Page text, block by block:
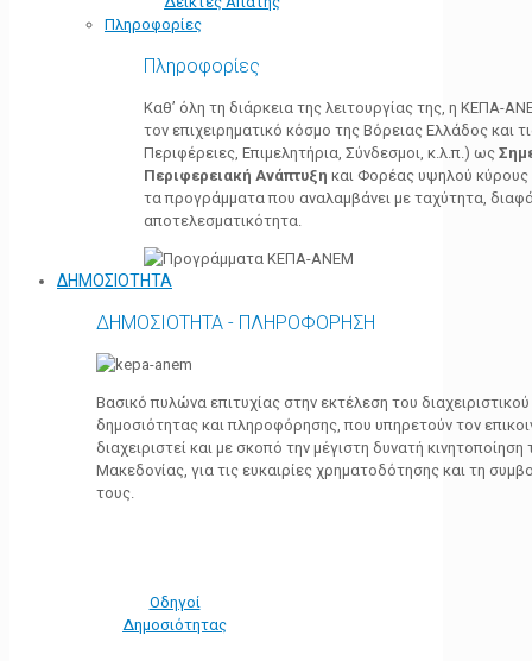
Πληροφορίες
Πληροφορίες
Καθ’ όλη τη διάρκεια της λειτουργίας της, η ΚΕΠΑ-
τον επιχειρηματικό κόσμο της Βόρειας Ελλάδος και
Περιφέρειες, Επιμελητήρια, Σύνδεσμοι, κ.λ.π.) ως
Περιφερειακή Ανάπτυξη και Φορέας υψηλού κύρους
τα προγράμματα που αναλαμβάνει με ταχύτητα,
αποτελεσματικότητα.
ΔΗΜΟΣΙΟΤΗΤΑ
ΔΗΜΟΣΙΟΤΗΤΑ - ΠΛΗΡΟΦΟΡΗΣΗ
Βασικό πυλώνα επιτυχίας στην εκτέλεση του
δημοσιότητας και πληροφόρησης, που υπηρετούν τον
διαχειριστεί και με σκοπό την μέγιστη δυνατή
Μακεδονίας, για τις ευκαιρίες χρηματοδότησης και τη
τους.
Οδηγοί
Δημοσιότητας